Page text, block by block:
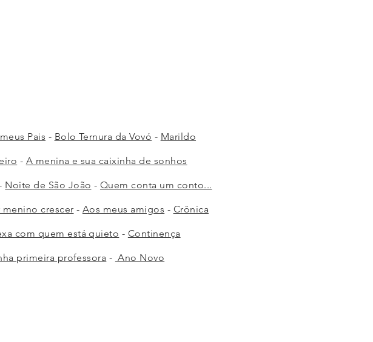
Pais - Bolo Ternura da Vovó - Marildo
- A menina e sua caixinha de sonhos
Noite de São João - Quem conta um conto...
menino crescer - Aos meus amigos - Crônica
com quem está quieto - Continença
primeira professora - Ano Novo